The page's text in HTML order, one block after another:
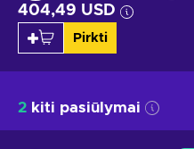
404,49 USD
Pirkti
2 kiti pasiūlymai